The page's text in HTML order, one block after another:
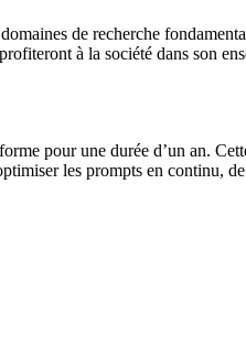
de recherche
à la société dans son
pour une durée d’un an.
les prompts en continu,